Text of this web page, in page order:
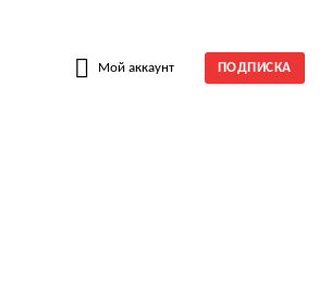
Мой аккаунт ПОДПИСКА